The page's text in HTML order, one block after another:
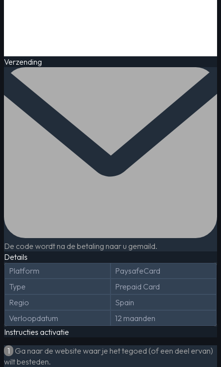
Verzending
De code wordt na de betaling naar u gemaild.
Details
Platform
PaysafeCard
Type
Prepaid Card
Regio
Spain
Verloopdatum
12 maanden
Instructies activatie
1 Ga naar de website waar je het tegoed (of een deel ervan)
wilt besteden.